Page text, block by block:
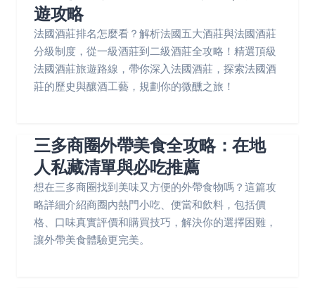
遊攻略
法國酒莊排名怎麼看？解析法國五大酒莊與法國酒莊
分級制度，從一級酒莊到二級酒莊全攻略！精選頂級
法國酒莊旅遊路線，帶你深入法國酒莊，探索法國酒
莊的歷史與釀酒工藝，規劃你的微醺之旅！
三多商圈外帶美食全攻略：在地
人私藏清單與必吃推薦
想在三多商圈找到美味又方便的外帶食物嗎？這篇攻
略詳細介紹商圈內熱門小吃、便當和飲料，包括價
格、口味真實評價和購買技巧，解決你的選擇困難，
讓外帶美食體驗更完美。